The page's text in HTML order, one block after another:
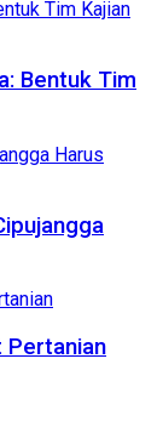
Bentuk Tim
Pertanian